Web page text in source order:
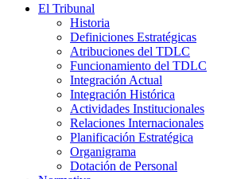
El Tribunal
Historia
Definiciones Estratégicas
Atribuciones del TDLC
Funcionamiento del TDLC
Integración Actual
Integración Histórica
Actividades Institucionales
Relaciones Internacionales
Planificación Estratégica
Organigrama
Dotación de Personal